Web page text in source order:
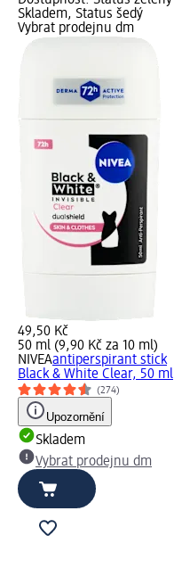
Skladem, Status šedý
Vybrat prodejnu dm
49,50 Kč
50 ml (9,90 Kč za 10 ml)
NIVEAantiperspirant stick
Black & White Clear, 50 ml
(274)
Upozornění
Skladem
Vybrat prodejnu dm